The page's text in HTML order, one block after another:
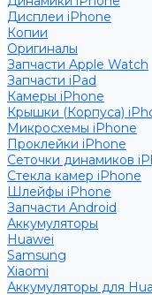
Дисплеи iPhone
Копии
Оригиналы
Запчасти Apple Watch
Запчасти iPad
Камеры iPhone
Крышки (Корпуса)
Микросхемы iPhone
Проклейки iPhone
Сеточки динамиков
Стекла камер iPhone
Шлейфы iPhone
Запчасти Android
Аккумуляторы
Huawei
Samsung
Xiaomi
Аккумуляторы для